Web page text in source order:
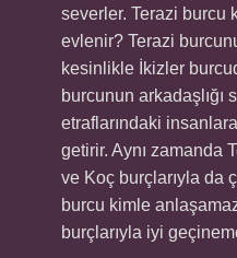
severler. Terazi burcu
evlenir? Terazi
kesinlikle İkizler
burcunun
etraflarındaki
getirir. Aynı zamanda
ve Koç burçlarıyla da
burcu kimle
burçlarıyla iyi